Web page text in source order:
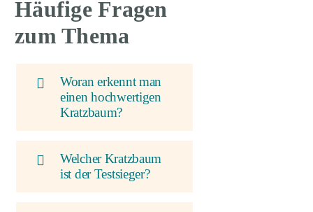
Häufige Fragen
zum Thema
Woran erkennt man
einen hochwertigen
Kratzbaum?
Welcher Kratzbaum
ist der Testsieger?